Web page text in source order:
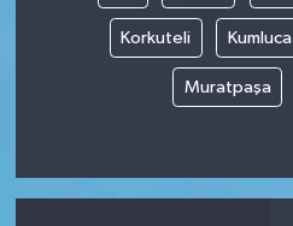
Korkuteli Kumluca
Muratpaşa